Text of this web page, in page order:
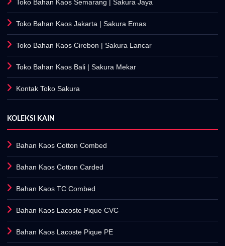
Toko Bahan Kaos Semarang | Sakura Jaya
Toko Bahan Kaos Jakarta | Sakura Emas
Toko Bahan Kaos Cirebon | Sakura Lancar
Toko Bahan Kaos Bali | Sakura Mekar
Kontak Toko Sakura
KOLEKSI KAIN
Bahan Kaos Cotton Combed
Bahan Kaos Cotton Carded
Bahan Kaos TC Combed
Bahan Kaos Lacoste Pique CVC
Bahan Kaos Lacoste Pique PE